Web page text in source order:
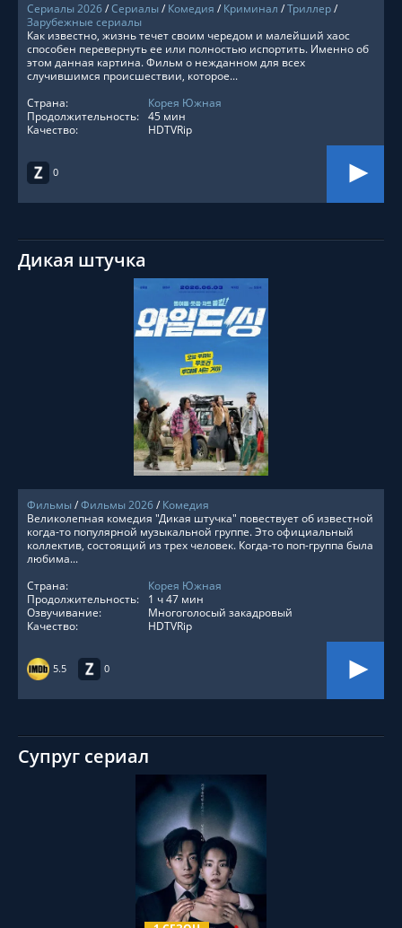
Сериалы 2026/Сериалы/ Комедия / Криминал /Триллер/
Зарубежные сериалы
0
Как известно, жизнь течет своим чередом и малейший хаос
способен перевернуть ее или полностью испортить. Именно об
этом данная картина. Фильм о нежданном для всех
случившимся происшествии, которое...
Страна:
Корея Южная
Продолжительность: 45 мин
Качество:
HDTVRip
Дикая штучка
СМОТРЕТЬ ОНЛАЙН
Фильмы/Фильмы 2026/ Комедия
5.5 0
Великолепная комедия "Дикая штучка" повествует об известной
когда-то популярной музыкальной группе. Это официальный
коллектив, состоящий из трех человек. Когда-то поп-группа была
любима...
Страна:
Корея Южная
Продолжительность:
1 ч 47 мин
Озвучивание:
Многоголосый закадровый
Качество:
HDTVRip
Супруг сериал
СМОТРЕТЬ ОНЛАЙН